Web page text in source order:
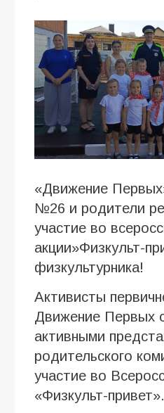
«Движение
№26 и родители
участие во
акции»Физкульт-
физкультурника!
Активисты
Движение Первых
активными
родительского
участие во
«Физкульт-привет».